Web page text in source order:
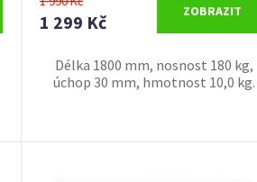
1 299 Kč
ZOBRAZIT
Délka 1800 mm, nosnost 180 kg,
úchop 30 mm, hmotnost 10,0 kg.